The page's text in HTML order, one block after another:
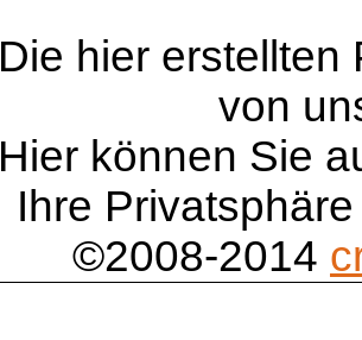
Die hier
von
Hier können Sie
Ihre
©2008-2014